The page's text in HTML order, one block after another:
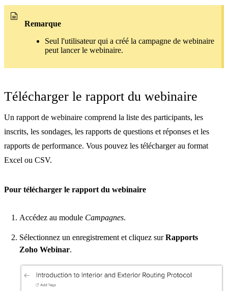
Remarque
Seul l'utilisateur qui a créé la campagne de webinaire
peut lancer le webinaire.
Télécharger le rapport du webinaire
Un rapport de webinaire comprend la liste des participants, les
inscrits, les sondages, les rapports de questions et réponses et les
rapports de performance. Vous pouvez les télécharger au format
Excel ou CSV.
Pour télécharger le rapport du webinaire
Accédez au module Campagnes.
Sélectionnez un enregistrement et cliquez surRapports
Zoho Webinar.